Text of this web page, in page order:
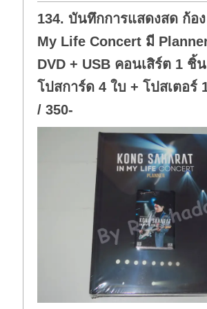
n
.
134. บันทึกการแสดงสด ก้อ
My Life Concert มี
DVD + USB คอนเสิร์ต 1 ชิ้
โปสการ์ด 4 ใบ + โปสเตอร์
/ 350-